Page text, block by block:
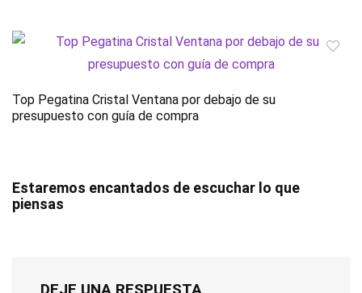
Top Pegatina Cristal Ventana por debajo de su
presupuesto con guía de compra
Estaremos encantados de escuchar lo que
piensas